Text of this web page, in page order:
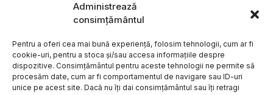
Administrează
consimțământul
Pentru a oferi cea mai bună experiență, folosim tehnologii, cum ar fi
cookie-uri, pentru a stoca și/sau accesa informațiile despre
dispozitive. Consimțământul pentru aceste tehnologii ne permite să
procesăm date, cum ar fi comportamentul de navigare sau ID-uri
unice pe acest site. Dacă nu îți dai consimțământul sau îți retragi